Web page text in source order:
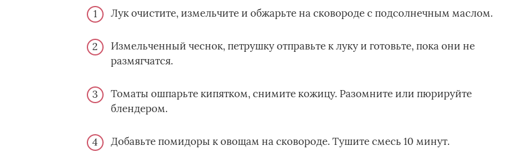
Лук очистите, измельчите и обжарьте на сковороде с подсолнечным маслом.
Измельченный чеснок, петрушку отправьте к луку и готовьте, пока они не
размягчатся.
Томаты ошпарьте кипятком, снимите кожицу. Разомните или пюрируйте
блендером.
Добавьте помидоры к овощам на сковороде. Тушите смесь 10 минут.